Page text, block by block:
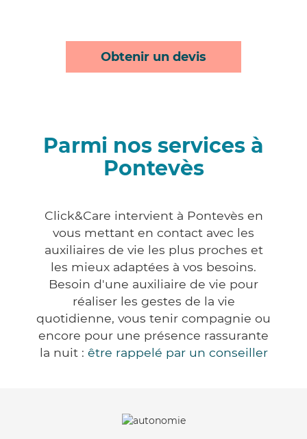
Obtenir un devis
Parmi nos services à
Pontevès
Click&Care intervient à Pontevès en
vous mettant en contact avec les
auxiliaires de vie les plus proches et
les mieux adaptées à vos besoins.
Besoin d'une auxiliaire de vie pour
réaliser les gestes de la vie
quotidienne, vous tenir compagnie ou
encore pour une présence rassurante
la nuit : être rappelé par un conseiller